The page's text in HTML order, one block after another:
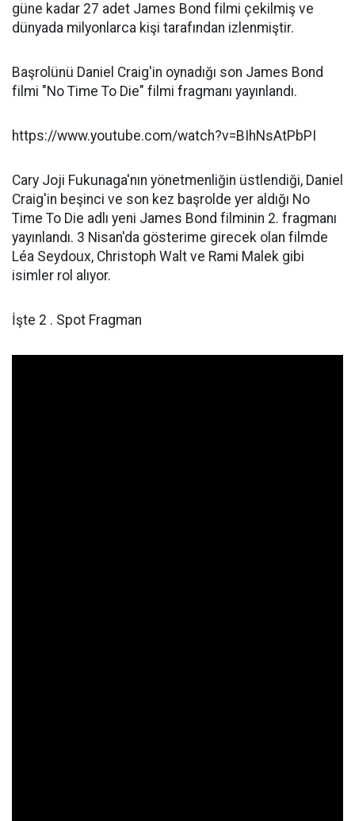
güne kadar 27 adet James Bond filmi çekilmiş ve
dünyada milyonlarca kişi tarafından izlenmiştir.
Başrolünü Daniel Craig'in oynadığı son James Bond
filmi "No Time To Die" filmi fragmanı yayınlandı.
https://www.youtube.com/watch?v=BIhNsAtPbPI
Cary Joji Fukunaga'nın yönetmenliğin üstlendiği, Daniel
Craig'in beşinci ve son kez başrolde yer aldığı No
Time To Die adlı yeni James Bond filminin 2. fragmanı
yayınlandı. 3 Nisan'da gösterime girecek olan filmde
Léa Seydoux, Christoph Walt ve Rami Malek gibi
isimler rol alıyor.
İşte 2 . Spot Fragman